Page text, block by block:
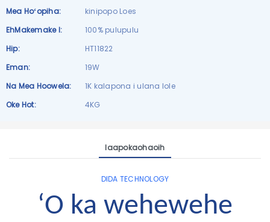
Mea Hoʻopiha:
kinipopo Loes
EhMakemake I:
100% pulupulu
Hip:
HT11822
Eman:
19W
Na Mea Hoowela:
1K kalapona i ulana lole
Oke Hot:
4KG
Iaapokaohaoih
DIDA TECHNOLOGY
ʻO ka wehewehe